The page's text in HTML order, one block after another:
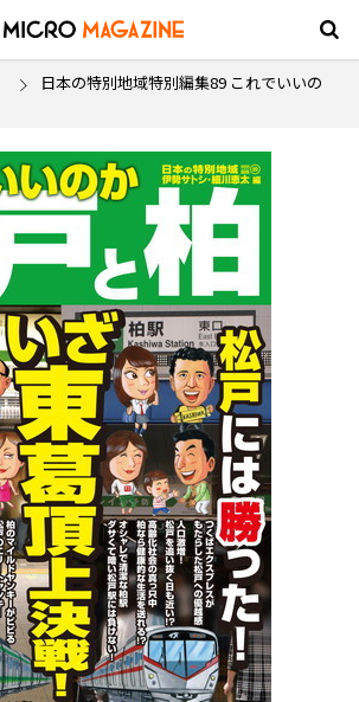
日本の特別地域特別編集89 これでいいの